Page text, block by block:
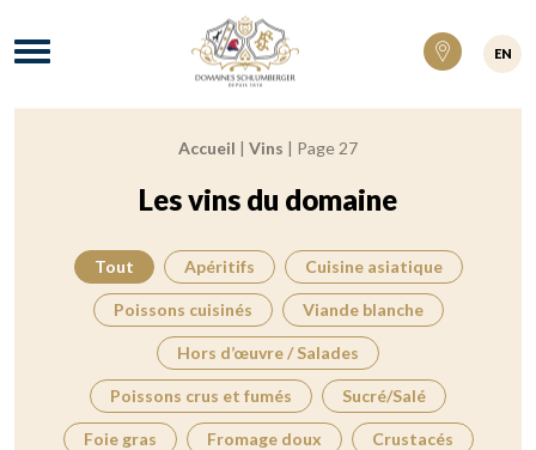
Domaines Schlumberger Vignerons 100%
Menu
EN
Accueil | Vins | Page 27
Les vins du domaine
Tout Apéritifs Cuisine asiatique
Poissons cuisinés Viande blanche
Hors d’œuvre / Salades
Poissons crus et fumés Sucré/Salé
Foie gras Fromage doux Crustacés